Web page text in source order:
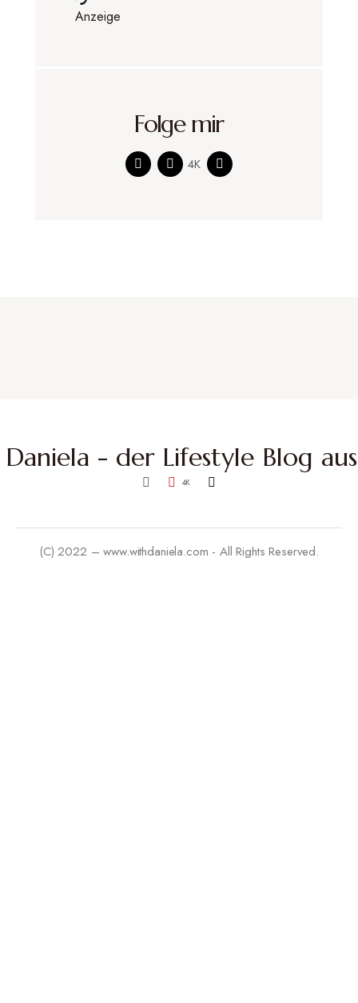
Anzeige
Folge mir
4K
4K
(C) 2022 – www.withdaniela.com - All Rights Reserved.